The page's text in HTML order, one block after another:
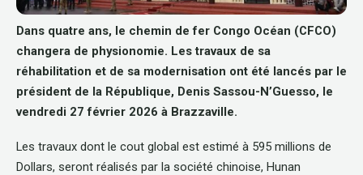
Dans quatre ans, le chemin de fer Congo Océan (CFCO)
changera de physionomie. Les travaux de sa
réhabilitation et de sa modernisation ont été lancés par le
président de la République, Denis Sassou-N’Guesso, le
vendredi 27 février 2026 à Brazzaville.
Les travaux dont le cout global est estimé à 595 millions de
Dollars, seront réalisés par la société chinoise, Hunan